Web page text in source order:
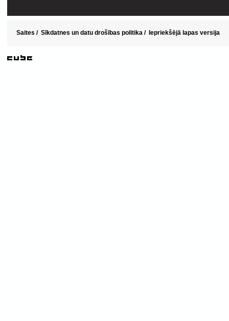
Saites / Sīkdatnes un datu drošības politika / Iepriekšējā lapas versija